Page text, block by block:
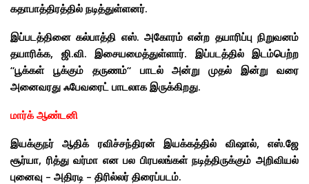
கதாபாத்திரத்தில் நடித்துள்ளனர்.
இப்படத்தினை கல்பாத்தி எஸ். அகோரம் என்ற தயாரிப்பு நிறுவனம்
தயாரிக்க, ஜி.வி. இசையமைத்துள்ளார். இப்படத்தில் இடம்பெற்ற
“பூக்கள் பூக்கும் தருணம்“ பாடல் அன்று முதல் இன்று வரை
அனைவரது ஃபேவரைட் பாடலாக இருக்கிறது.
மார்க் ஆண்டனி
இயக்குநர் ஆதிக் ரவிச்சந்திரன் இயக்கத்தில் விஷால், எஸ்.ஜே
சூர்யா, ரித்து வர்மா என பல பிரபலங்கள் நடித்திருக்கும் அறிவியல்
புனைவு – அதிரடி – திரில்லர் திரைப்படம்.